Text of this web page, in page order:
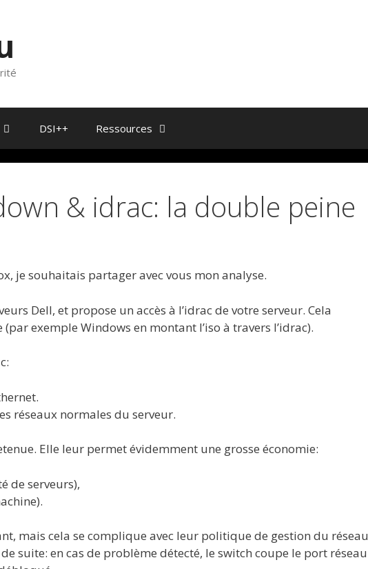
DSI++ Ressources
& idrac: la double peine
je souhaitais partager avec vous mon analyse.
Dell, et propose un accès à l’idrac de votre serveur. Cela
exemple Windows en montant l’iso à travers l’idrac).
réseaux normales du serveur.
Elle leur permet évidemment une grosse économie:
de serveurs),
mais cela se complique avec leur politique de gestion du réseau
suite: en cas de problème détecté, le switch coupe le port réseau